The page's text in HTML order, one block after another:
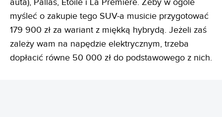
auta), Pallas, Etoile i La Premiere. Żeby w ogóle
myśleć o zakupie tego SUV-a musicie przygotować
179 900 zł za wariant z miękką hybrydą. Jeżeli zaś
zależy wam na napędzie elektrycznym, trzeba
dopłacić równe 50 000 zł do podstawowego z nich.